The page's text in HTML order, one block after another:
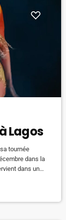
Lagos
tournée
dans la
dans un
de la